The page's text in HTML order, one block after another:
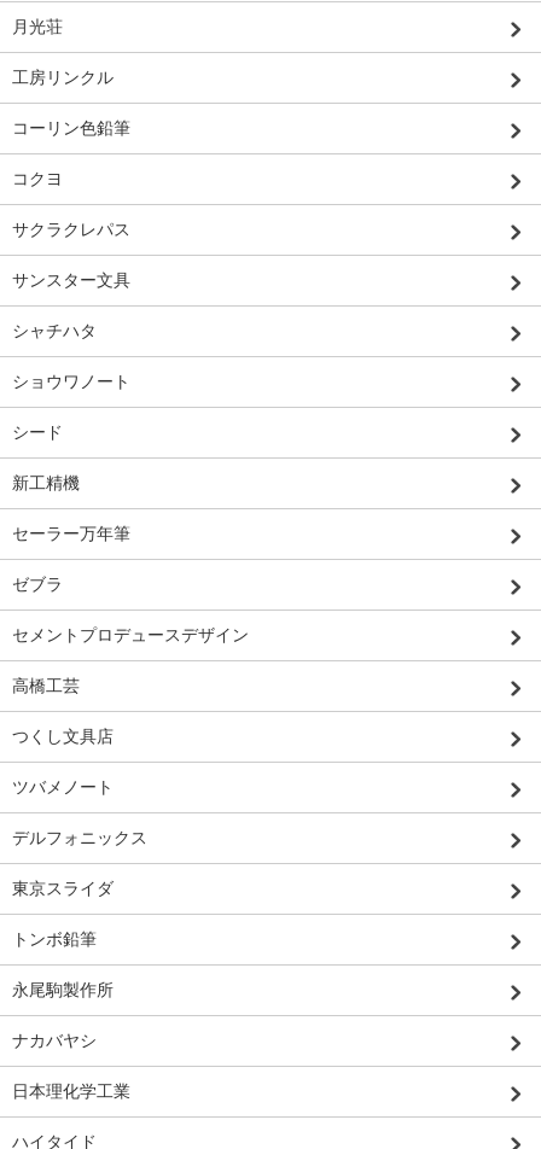
月光荘
工房リンクル
コーリン色鉛筆
コクヨ
サクラクレパス
サンスター文具
シャチハタ
ショウワノート
シード
新工精機
セーラー万年筆
ゼブラ
セメントプロデュースデザイン
高橋工芸
つくし文具店
ツバメノート
デルフォニックス
東京スライダ
トンボ鉛筆
永尾駒製作所
ナカバヤシ
日本理化学工業
ハイタイド